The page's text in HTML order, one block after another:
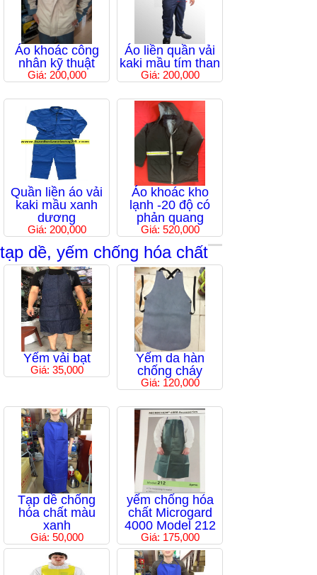
Áo khoác công
nhân kỹ thuật
Giá: 200,000
Áo liền quần vải
kaki mầu tím than
Giá: 200,000
Quần liền áo vải
kaki mầu xanh
dương
Giá: 200,000
Áo khoác kho
lạnh -20 độ có
phản quang
Giá: 520,000
tạp dề, yếm chống hóa chất
Yếm vải bạt
Giá: 35,000
Yếm da hàn
chống cháy
Giá: 120,000
Tạp dề chống
hóa chất màu
xanh
Giá: 50,000
yếm chống hóa
chất Microgard
4000 Model 212
Giá: 175,000